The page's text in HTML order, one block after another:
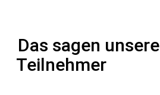
Das sagen unsere
Teilnehmer